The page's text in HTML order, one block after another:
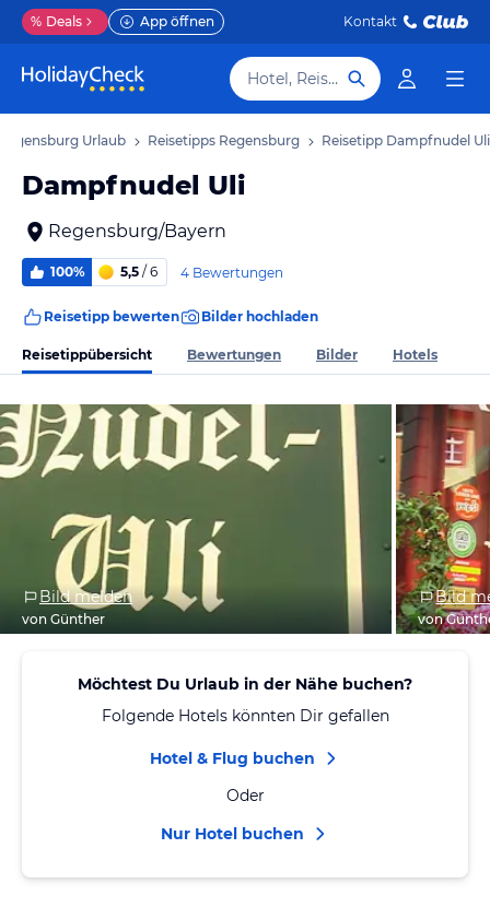
% Deals App öffnen Kontakt
Hotel, Reiseziel
Urlaub Reisetipps Regensburg Reisetipp Dampfnudel Uli
Dampfnudel Uli
Regensburg/Bayern
100% 5,5 / 6 4 Bewertungen
Reisetipp bewerten Bilder hochladen
Reisetippübersicht Bewertungen Bilder Hotels
Bild melden
von Günther
Bild
von
Möchtest Du Urlaub in der Nähe buchen?
Folgende Hotels könnten Dir gefallen
Hotel & Flug buchen
Oder
Nur Hotel buchen